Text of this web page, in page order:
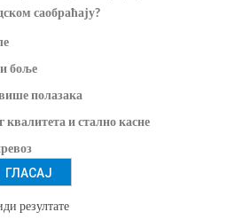
саобраћају?
боље
полазака
квалитета и стално касне
резултате